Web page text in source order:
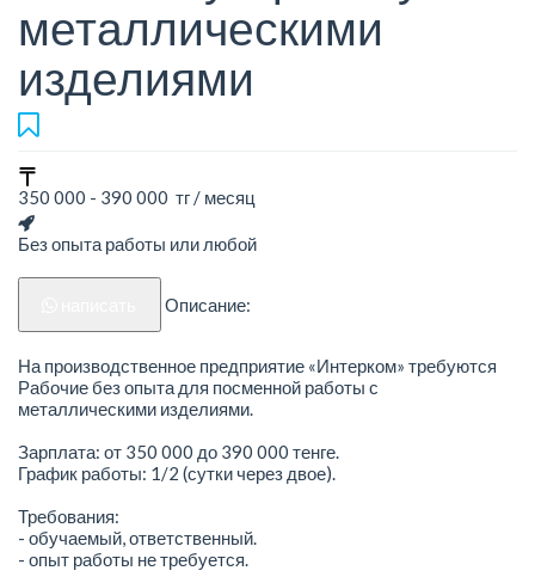
металлическими
изделиями
350 000 - 390 000 тг / месяц
Без опыта работы или любой
Описание:
На производственное предприятие «Интерком» требуются
Рабочие без опыта для посменной работы с
металлическими изделиями.
Зарплата: от 350 000 до 390 000 тенге.
График работы: 1/2 (сутки через двое).
Требования:
- обучаемый, ответственный.
- опыт работы не требуется.